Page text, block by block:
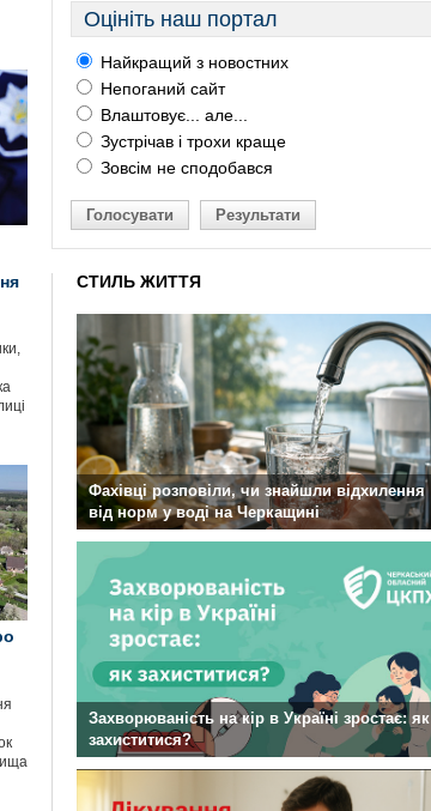
Оцініть наш портал
Найкращий з новостних
Непоганий сайт
Влаштовує... але...
Зустрічав і трохи краще
Зовсім не сподобався
Голосувати Результати
СТИЛЬ ЖИТТЯ
Фахівці розповіли, чи знайшли відхилення
від норм у воді на Черкащині
Захворюваність на кір в Україні зростає: як
захиститися?